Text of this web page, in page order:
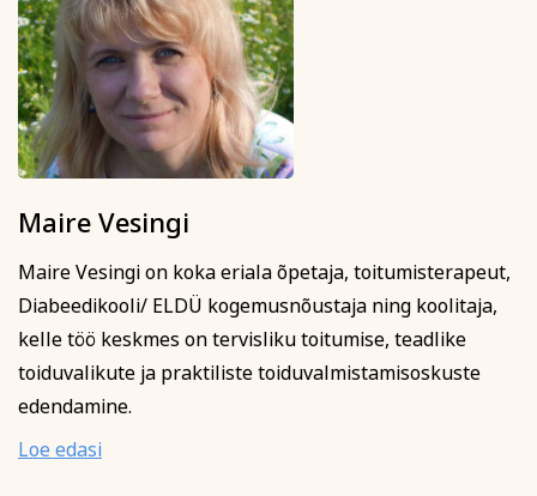
Maire Vesingi
Maire Vesingi on koka eriala õpetaja, toitumisterapeut,
Diabeedikooli/ ELDÜ kogemusnõustaja ning koolitaja,
kelle töö keskmes on tervisliku toitumise, teadlike
toiduvalikute ja praktiliste toiduvalmistamisoskuste
edendamine.
Loe edasi